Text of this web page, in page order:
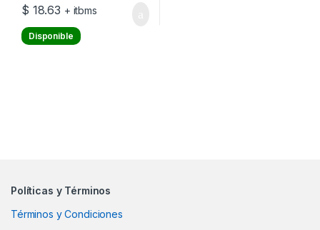
$ 18.63 + itbms
Disponible
Políticas y Términos
Términos y Condiciones